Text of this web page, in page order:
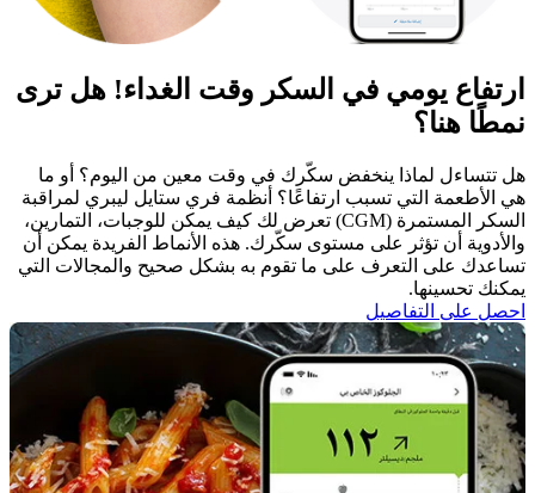
ارتفاع يومي في السكر وقت الغداء! هل ترى
نمطًا هنا؟
هل تتساءل لماذا ينخفض سكّرك في وقت معين من اليوم؟ أو ما
هي الأطعمة التي تسبب ارتفاعًا؟ أنظمة فري ستايل ليبري لمراقبة
السكر المستمرة (CGM) تعرض لك كيف يمكن للوجبات، التمارين،
والأدوية أن تؤثر على مستوى سكّرك. هذه الأنماط الفريدة يمكن أن
تساعدك على التعرف على ما تقوم به بشكل صحيح والمجالات التي
يمكنك تحسينها. ​
احصل على التفاصيل